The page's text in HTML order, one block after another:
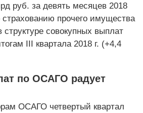
руб. за девять месяцев 2018
прочего имущества
совокупных выплат
III квартала 2018 г. (+4,4
по ОСАГО радует
ОСАГО четвертый квартал